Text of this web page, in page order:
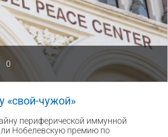
0
«свой-чужой»
периферической иммунной
Нобелевскую премию по